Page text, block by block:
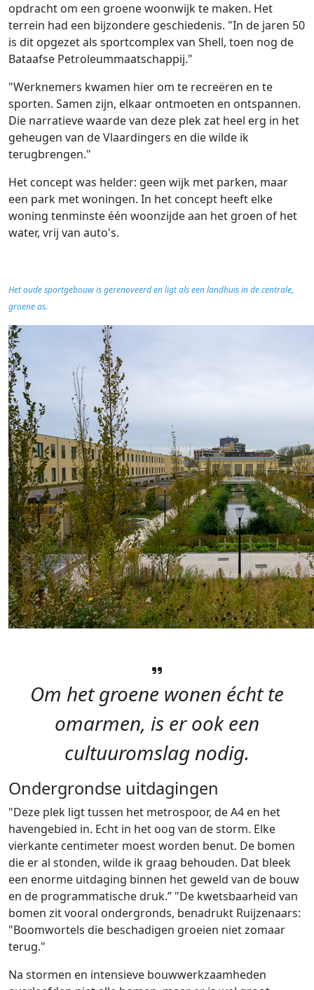
opdracht om een groene woonwijk te maken. Het
terrein had een bijzondere geschiedenis. "In de jaren 50
is dit opgezet als sportcomplex van Shell, toen nog de
Bataafse Petroleummaatschappij."
"Werknemers kwamen hier om te recreëren en te
sporten. Samen zijn, elkaar ontmoeten en ontspannen.
Die narratieve waarde van deze plek zat heel erg in het
geheugen van de Vlaardingers en die wilde ik
terugbrengen."
Het concept was helder: geen wijk met parken, maar
een park met woningen. In het concept heeft elke
woning tenminste één woonzijde aan het groen of het
water, vrij van auto's.
Het oude sportgebouw is gerenoveerd en ligt als een landhuis in de centrale,
groene as.
Om het groene wonen écht te
omarmen, is er ook een
cultuuromslag nodig.
Ondergrondse uitdagingen
"Deze plek ligt tussen het metrospoor, de A4 en het
havengebied in. Echt in het oog van de storm. Elke
vierkante centimeter moest worden benut. De bomen
die er al stonden, wilde ik graag behouden. Dat bleek
een enorme uitdaging binnen het geweld van de bouw
en de programmatische druk.” "De kwetsbaarheid van
bomen zit vooral ondergronds, benadrukt Ruijzenaars:
"Boomwortels die beschadigen groeien niet zomaar
terug."
Na stormen en intensieve bouwwerkzaamheden